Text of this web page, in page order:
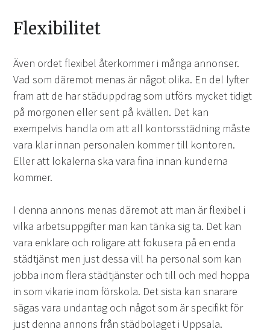
Flexibilitet
Även ordet flexibel återkommer i många annonser.
Vad som däremot menas är något olika. En del lyfter
fram att de har städuppdrag som utförs mycket tidigt
på morgonen eller sent på kvällen. Det kan
exempelvis handla om att all kontorsstädning måste
vara klar innan personalen kommer till kontoren.
Eller att lokalerna ska vara fina innan kunderna
kommer.
I denna annons menas däremot att man är flexibel i
vilka arbetsuppgifter man kan tänka sig ta. Det kan
vara enklare och roligare att fokusera på en enda
städtjänst men just dessa vill ha personal som kan
jobba inom flera städtjänster och till och med hoppa
in som vikarie inom förskola. Det sista kan snarare
sägas vara undantag och något som är specifikt för
just denna annons från städbolaget i Uppsala.